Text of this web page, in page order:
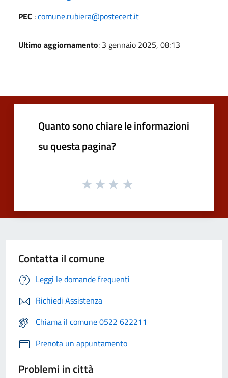
PEC :comune.rubiera@postecert.it
Ultimo aggiornamento: 3 gennaio 2025, 08:13
Quanto sono chiare le informazioni
su questa pagina?
Contatta il comune
Leggi le domande frequenti
Richiedi Assistenza
Chiama il comune 0522 622211
Prenota un appuntamento
Problemi in città